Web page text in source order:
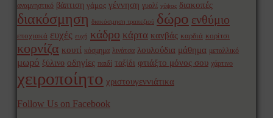
αναμνηστικό βάπτιση γάμος γέννηση γυαλί γύψος διακοπές
διακόσμηση διακόσμηση τραπεζιού δώρο ενθύμιο
εποχιακά ευχές ευχή κάδρο κάρτα κανβάς καρδιά κορίτσι
κορνίζα κουτί κόσμημα λινάτσα λουλούδια μάθημα μεταλλικό
μωρό ξύλινο οδηγίες παιδί ταξίδι φτιάξτο μόνος σου χάρτινο
χειροποίητο χριστουγεννιάτικα
Follow Us on Facebook